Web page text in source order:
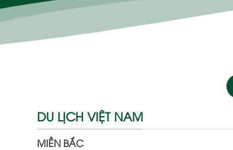
DU LỊCH VIỆT NAM
MIỀN BẮC